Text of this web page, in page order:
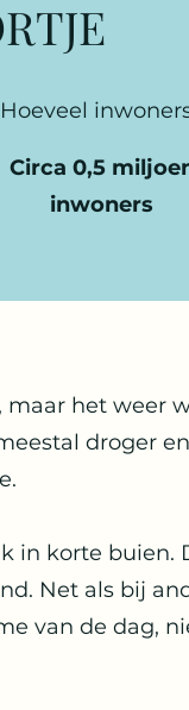
Hoeveel
Circa 0,5
inwoners
maar het weer
droger
in korte buien.
Net als bij
van de dag,